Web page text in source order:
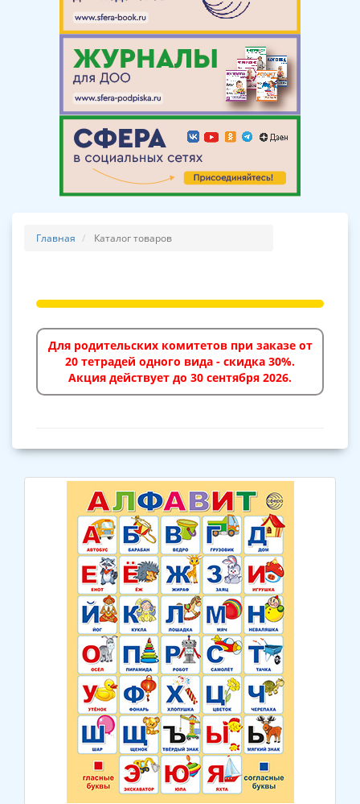
Главная Каталог товаров
Для родительских комитетов при заказе от
20 тетрадей одного вида - скидка 30%.
Акция действует до 30 сентября 2026.